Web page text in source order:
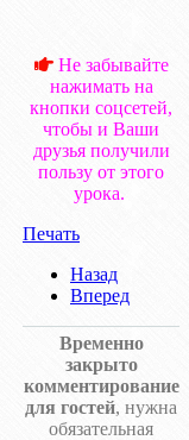
Не забывайте
нажимать на
кнопки соцсетей,
чтобы и Ваши
друзья получили
пользу от этого
урока.
Печать
Назад
Вперед
Временно
закрыто
комментирование
для гостей, нужна
обязательная